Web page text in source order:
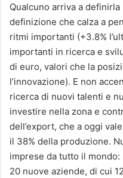
Qualcuno arriva a
definizione che calza a
ritmi importanti (+3.8%
importanti in ricerca e
di euro, valori che la
l’innovazione). E non
ricerca di nuovi talenti e
investire nella zona e
dell’export, che a oggi
il 38% della produzione.
imprese da tutto il
20 nuove aziende, di cui